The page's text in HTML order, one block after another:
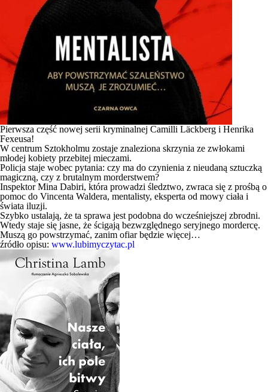
Pierwsza część nowej serii kryminalnej Camilli Läckberg i Henrika
Fexeusa!
W centrum Sztokholmu zostaje znaleziona skrzynia ze zwłokami
młodej kobiety przebitej mieczami.
Policja staje wobec pytania: czy ma do czynienia z nieudaną sztuczką
magiczną, czy z brutalnym morderstwem?
Inspektor Mina Dabiri, która prowadzi śledztwo, zwraca się z prośbą o
pomoc do Vincenta Waldera, mentalisty, eksperta od mowy ciała i
świata iluzji.
Szybko ustalają, że ta sprawa jest podobna do wcześniejszej zbrodni.
Wtedy staje się jasne, że ścigają bezwzględnego seryjnego mordercę.
Muszą go powstrzymać, zanim ofiar będzie więcej…
źródło opisu: www.lubimyczytac.pl